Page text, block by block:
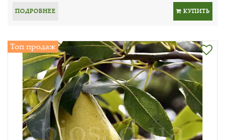
ПОДРОБНЕЕ КУПИТЬ
Топ продаж